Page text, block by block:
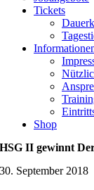
Tickets
Shop
HSG II gewinnt
30. September 2018